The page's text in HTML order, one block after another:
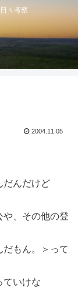
々考察
2004.11.05
だんだけど
や、その他の登
もん。＞って
ていけな